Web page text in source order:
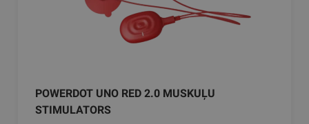
POWERDOT UNO RED 2.0 MUSKUĻU
STIMULATORS